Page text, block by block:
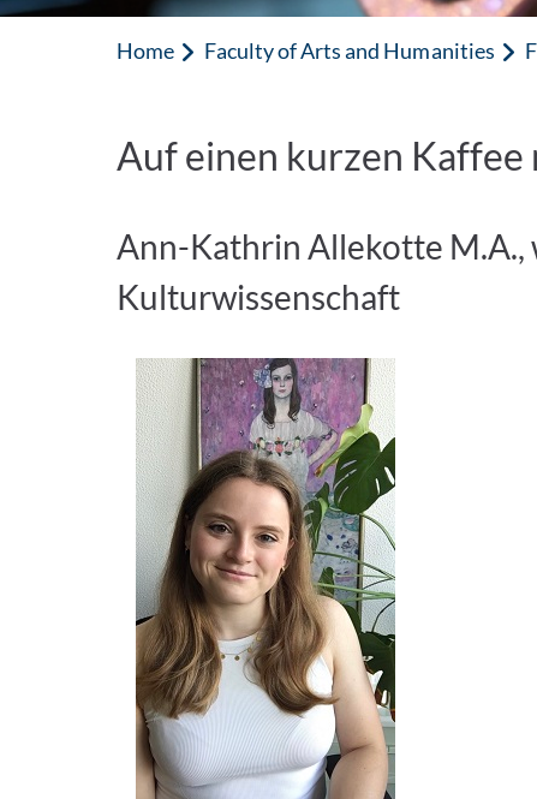
Home Faculty of Arts and Humanities
Auf einen kurzen Kaffee
Ann-Kathrin Allekotte
Kulturwissenschaft